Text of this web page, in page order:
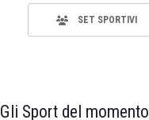
SET SPORTIVI
Gli Sport del momento